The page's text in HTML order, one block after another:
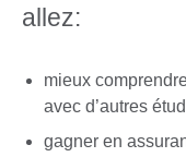
allez:
mieux
avec d’autres
gagner en